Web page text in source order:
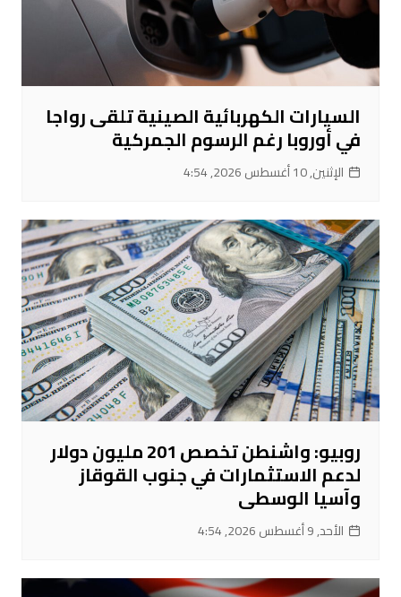
السيارات الكهربائية الصينية تلقى رواجا
في أوروبا رغم الرسوم الجمركية
الإثنين, 10 أغسطس 2026, 4:54
روبيو: واشنطن تخصص 201 مليون دولار
لدعم الاستثمارات في جنوب القوقاز
وآسيا الوسطى
الأحد, 9 أغسطس 2026, 4:54